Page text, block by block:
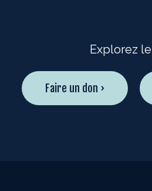
Explorez
Faire un don ›